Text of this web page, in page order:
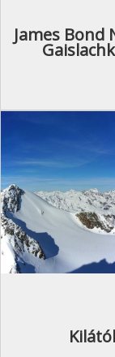
James Bond